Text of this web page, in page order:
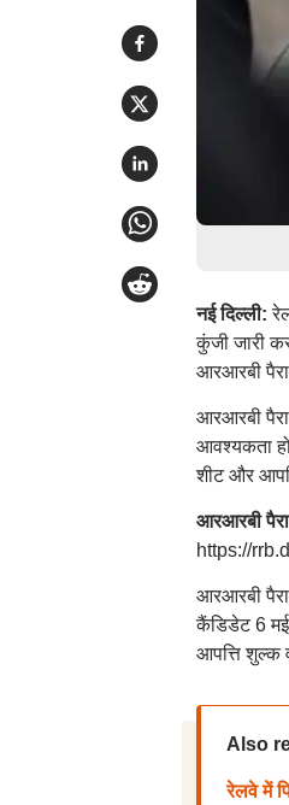
नई दिल्ली:
कुंजी जारी
आरआरबी
आरआरबी
आवश्यकता
शीट और
आरआरबी
https://
आरआरबी
कैंडिडेट 6 मई
आपत्ति शुल्क
Also
रेलवे में